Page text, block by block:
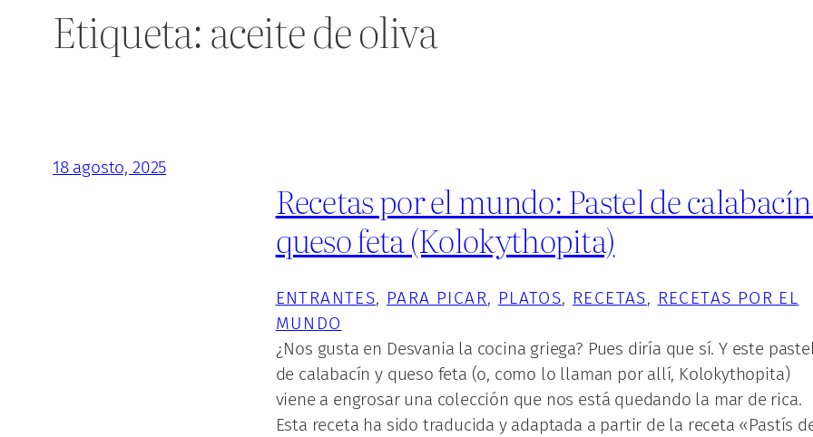
Etiqueta:aceite de oliva
18 agosto, 2025
Recetas por el mundo: Pastel de
queso feta (Kolokythopita)
ENTRANTES, PARA PICAR, PLATOS, RECETAS, RECETAS POR EL
MUNDO
¿Nos gusta en Desvania la cocina griega? Pues diría que sí. Y este
de calabacín y queso feta (o, como lo llaman por allí, Kolokythopita)
viene a engrosar una colección que nos está quedando la mar de rica.
Esta receta ha sido traducida y adaptada a partir de la receta «Pastís